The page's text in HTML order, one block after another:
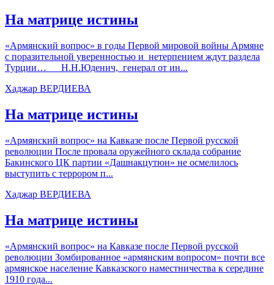
На матрице истины
«Армянский вопрос» в годы Первой мировой войны Армяне
с поразительной уверенностью и нетерпением ждут раздела
Турции… Н.Н.Юденич, генерал от ин...
Хаджар ВЕРДИЕВА
На матрице истины
«Армянский вопрос» на Кавказе после Первой русской
революции После провала оружейного склада собрание
Бакинского ЦК партии «Дашнакцутюн» не осмелилось
выступить с террором п...
Хаджар ВЕРДИЕВА
На матрице истины
«Армянский вопрос» на Кавказе после Первой русской
революции Зомбированное «армянским вопросом» почти все
армянское население Кавказского наместничества к середине
1910 года...